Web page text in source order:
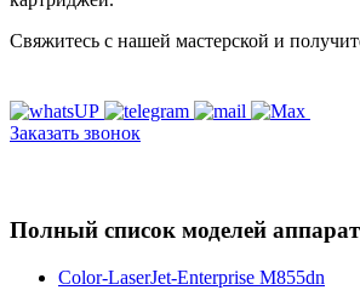
Свяжитесь с нашей мастерской и
Заказать звонок
Полный список моделей
Color-LaserJet-Enterprise M855dn